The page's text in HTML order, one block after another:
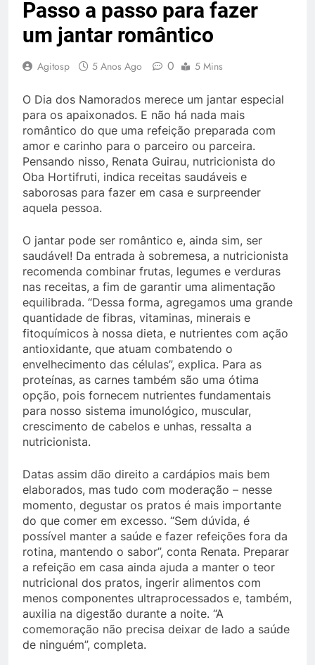
Passo a passo para fazer
um jantar romântico
Agitosp 5 Anos Ago 0 5 Mins
O Dia dos Namorados merece um jantar especial
para os apaixonados. E não há nada mais
romântico do que uma refeição preparada com
amor e carinho para o parceiro ou parceira.
Pensando nisso, Renata Guirau, nutricionista do
Oba Hortifruti, indica receitas saudáveis e
saborosas para fazer em casa e surpreender
aquela pessoa.
O jantar pode ser romântico e, ainda sim, ser
saudável! Da entrada à sobremesa, a nutricionista
recomenda combinar frutas, legumes e verduras
nas receitas, a fim de garantir uma alimentação
equilibrada. “Dessa forma, agregamos uma grande
quantidade de fibras, vitaminas, minerais e
fitoquímicos à nossa dieta, e nutrientes com ação
antioxidante, que atuam combatendo o
envelhecimento das células”, explica. Para as
proteínas, as carnes também são uma ótima
opção, pois fornecem nutrientes fundamentais
para nosso sistema imunológico, muscular,
crescimento de cabelos e unhas, ressalta a
nutricionista.
Datas assim dão direito a cardápios mais bem
elaborados, mas tudo com moderação – nesse
momento, degustar os pratos é mais importante
do que comer em excesso. “Sem dúvida, é
possível manter a saúde e fazer refeições fora da
rotina, mantendo o sabor”, conta Renata. Preparar
a refeição em casa ainda ajuda a manter o teor
nutricional dos pratos, ingerir alimentos com
menos componentes ultraprocessados e, também,
auxilia na digestão durante a noite. “A
comemoração não precisa deixar de lado a saúde
de ninguém”, completa.